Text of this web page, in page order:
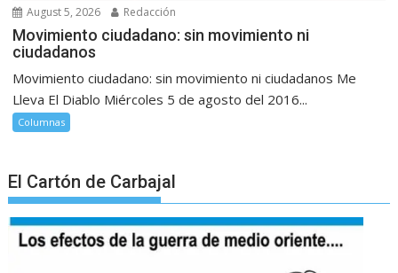
August 5, 2026 Redacción
Movimiento ciudadano: sin movimiento ni
ciudadanos
Movimiento ciudadano: sin movimiento ni ciudadanos Me
Lleva El Diablo Miércoles 5 de agosto del 2016...
Columnas
El Cartón de Carbajal